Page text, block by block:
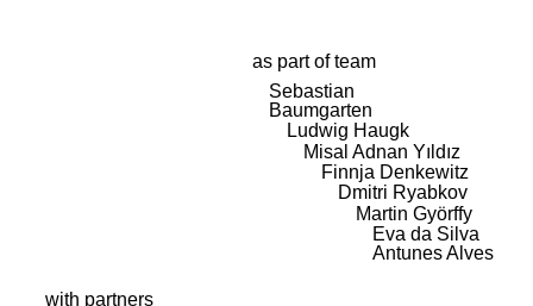
as part of team
Sebastian
Baumgarten
Ludwig Haugk
Misal Adnan Yıldız
Finnja Denkewitz
Dmitri Ryabkov
Martin Györffy
Eva da Silva
Antunes Alves
with partners